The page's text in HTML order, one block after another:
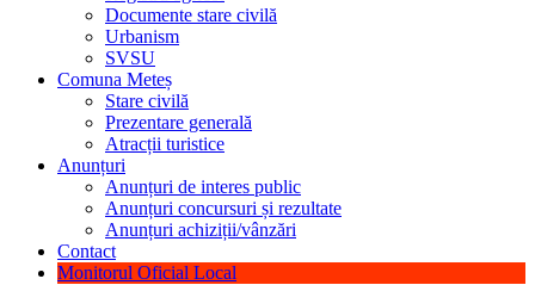
Documente stare civilă
Urbanism
SVSU
Comuna Meteș
Stare civilă
Prezentare generală
Atracții turistice
Anunțuri
Anunțuri de interes public
Anunțuri concursuri și rezultate
Anunțuri achiziții/vânzări
Contact
Monitorul Oficial Local